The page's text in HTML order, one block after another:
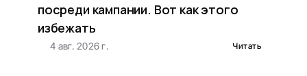
посреди кампании. Вот как этого
избежать
4 авг. 2026 г. Читать